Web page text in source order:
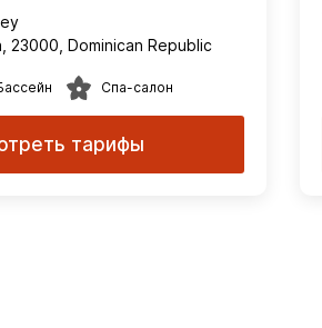
23000, Dominican Republic
Спа-салон
тарифы